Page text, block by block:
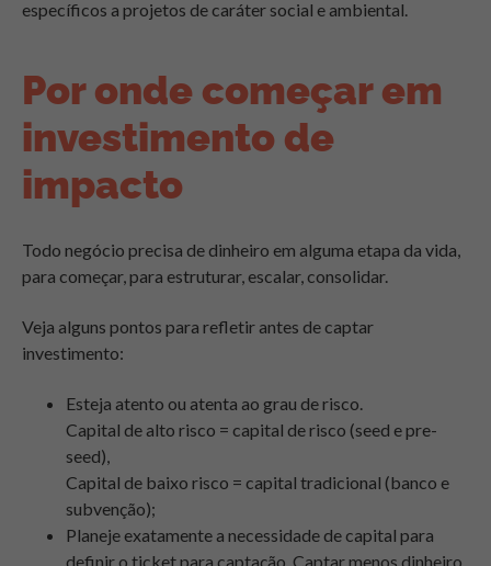
específicos a projetos de caráter social e ambiental.
Por onde começar em
investimento de
impacto
Todo negócio precisa de dinheiro em alguma etapa da vida,
para começar, para estruturar, escalar, consolidar.
Veja alguns pontos para refletir antes de captar
investimento:
Esteja atento ou atenta ao grau de risco.
Capital de alto risco = capital de risco (seed e pre-
seed),
Capital de baixo risco = capital tradicional (banco e
subvenção);
Planeje exatamente a necessidade de capital para
definir o ticket para captação. Captar menos dinheiro